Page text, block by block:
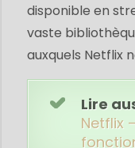
disponible en
vaste
auxquels Netflix
Lire
Netflix